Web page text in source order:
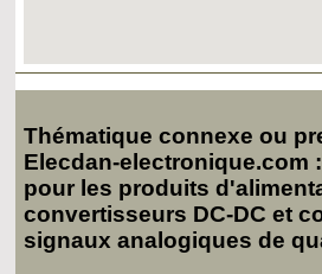
Thématique connexe ou
Elecdan-electronique.com
pour les produits
convertisseurs DC-DC et
signaux analogiques de